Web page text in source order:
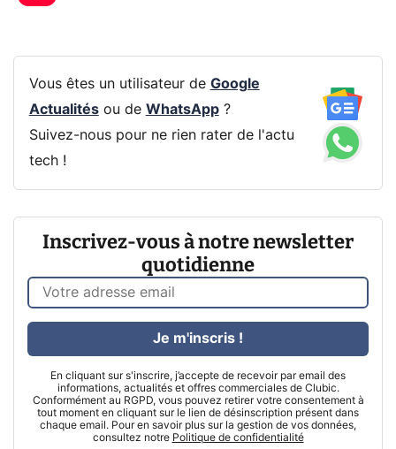
Vous êtes un utilisateur de Google
Actualitésou de WhatsApp?
Suivez-nous pour ne rien rater de l'actu
tech !
Inscrivez-vous à notre newsletter
quotidienne
En cliquant sur s'inscrire, j’accepte de recevoir par email des
informations, actualités et offres commerciales de Clubic.
Conformément au RGPD, vous pouvez retirer votre consentement à
tout moment en cliquant sur le lien de désinscription présent dans
chaque email. Pour en savoir plus sur la gestion de vos données,
consultez notre Politique de confidentialité
Je m'inscris !